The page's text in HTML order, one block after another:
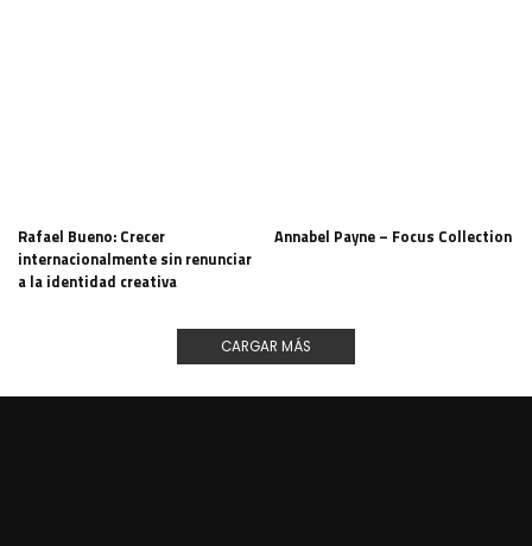
Rafael Bueno: Crecer
internacionalmente sin renunciar
a la identidad creativa
Annabel Payne – Focus Collection
CARGAR MÁS